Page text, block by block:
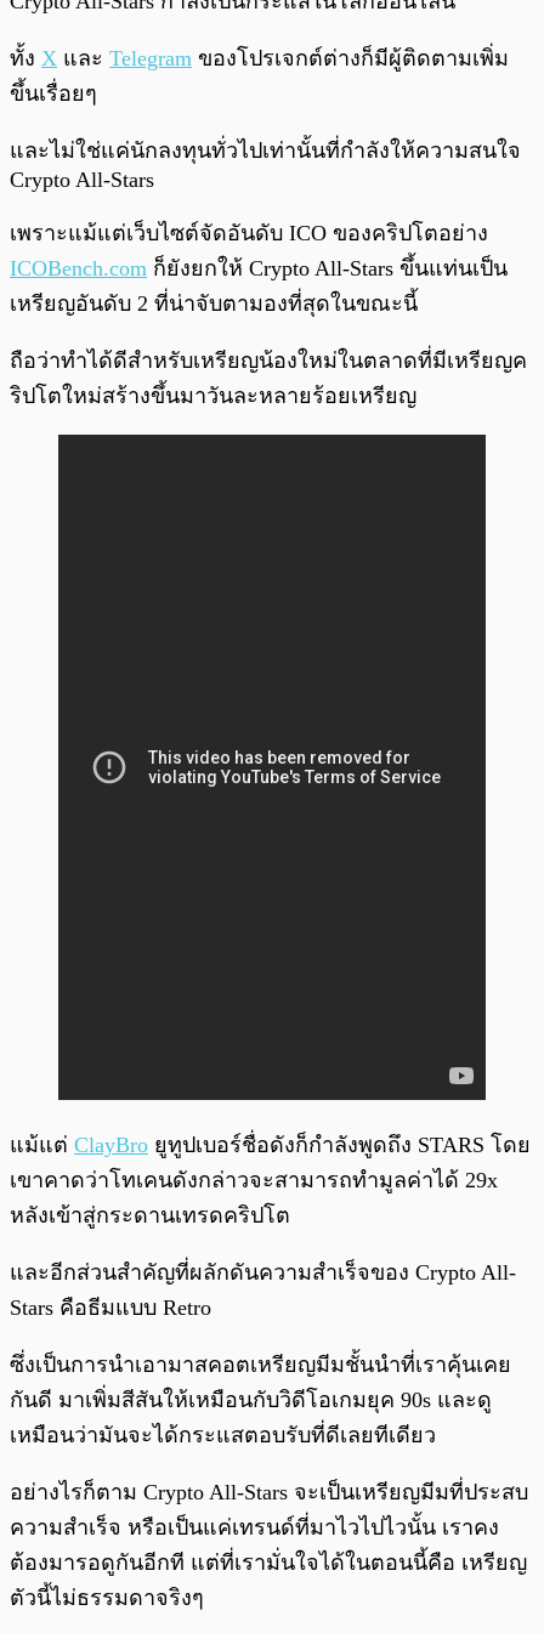
ทั้ง X และ Telegram ของโปรเจกต์ต่างก็มีผู้ติดตามเพิ่ม
ขึ้นเรื่อยๆ
และไม่ใช่แค่นักลงทุนทั่วไปเท่านั้นที่กำลังให้ความสนใจ
Crypto All-Stars
เพราะแม้แต่เว็บไซต์จัดอันดับ ICO ของคริปโตอย่าง
ICOBench.com ก็ยังยกให้ Crypto All-Stars ขึ้นแท่นเป็น
เหรียญอันดับ 2 ที่น่าจับตามองที่สุดในขณะนี้
ถือว่าทำได้ดีสำหรับเหรียญน้องใหม่ในตลาดที่มีเหรียญค
ริปโตใหม่สร้างขึ้นมาวันละหลายร้อยเหรียญ
แม้แต่ ClayBro ยูทูปเบอร์ชื่อดังก็กำลังพูดถึง STARS โดย
เขาคาดว่าโทเคนดังกล่าวจะสามารถทำมูลค่าได้ 29x
หลังเข้าสู่กระดานเทรดคริปโต
และอีกส่วนสำคัญที่ผลักดันความสำเร็จของ Crypto All-
Stars คือธีมแบบ Retro
ซึ่งเป็นการนำเอามาสคอตเหรียญมีมชั้นนำที่เราคุ้นเคย
กันดี มาเพิ่มสีสันให้เหมือนกับวิดีโอเกมยุค 90s และดู
เหมือนว่ามันจะได้กระแสตอบรับที่ดีเลยทีเดียว
อย่างไรก็ตาม Crypto All-Stars จะเป็นเหรียญมีมที่ประสบ
ความสำเร็จ หรือเป็นแค่เทรนด์ที่มาไวไปไวนั้น เราคง
ต้องมารอดูกันอีกที แต่ที่เรามั่นใจได้ในตอนนี้คือ เหรียญ
ตัวนี้ไม่ธรรมดาจริงๆ